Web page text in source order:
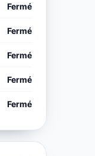
Fermé
Fermé
Fermé
Fermé
Fermé